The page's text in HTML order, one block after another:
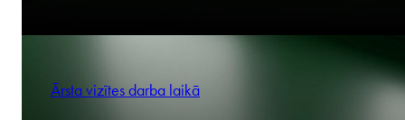
Ārsta vizītes darba laikā